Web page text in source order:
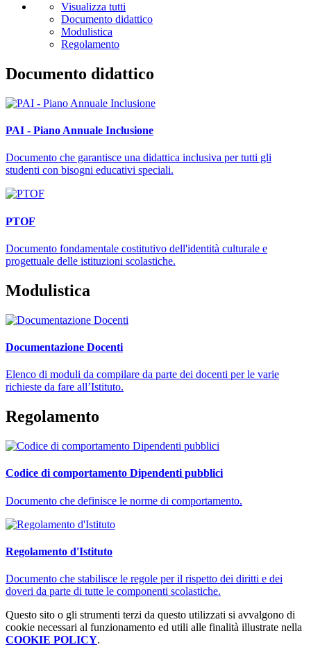
Visualizza tutti
Documento didattico
Modulistica
Regolamento
Documento didattico
PAI - Piano Annuale Inclusione
Documento che garantisce una didattica inclusiva per tutti gli
studenti con bisogni educativi speciali.
PTOF
Documento fondamentale costitutivo dell'identità culturale e
progettuale delle istituzioni scolastiche.
Modulistica
Documentazione Docenti
Elenco di moduli da compilare da parte dei docenti per le varie
richieste da fare all’Istituto.
Regolamento
Codice di comportamento Dipendenti pubblici
Documento che definisce le norme di comportamento.
Regolamento d'Istituto
Documento che stabilisce le regole per il rispetto dei diritti e dei
doveri da parte di tutte le componenti scolastiche.
Questo sito o gli strumenti terzi da questo utilizzati si avvalgono di
cookie necessari al funzionamento ed utili alle finalità illustrate nella
COOKIE POLICY.